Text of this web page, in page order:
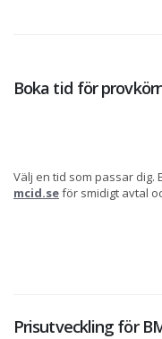
Boka tid för
Välj en tid som passar dig.
mcid.seför smidigt avtal
Prisutveckling för